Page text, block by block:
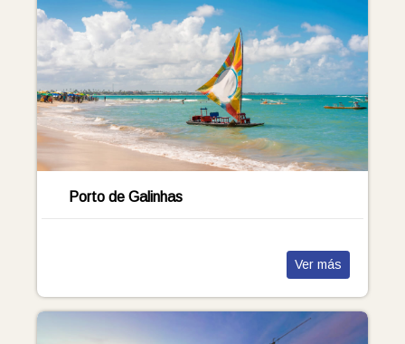
Porto de Galinhas
Ver más